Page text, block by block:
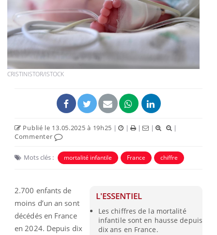
CRISTINISTOR/ISTOCK
Publié le 13.05.2025 à 19h25 | | | |
|
Commenter
Mots clés : mortalité infantile France chiffre
L'ESSENTIEL
Les chiffres de la mortalité
infantile sont en hausse depuis
dix ans en France.
2.700 enfants de
moins d’un an sont
décédés en France
en 2024. Depuis dix